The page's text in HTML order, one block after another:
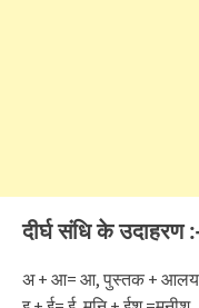
दीर्घ संधि के उदाहरण
अ + आ= आ, पुस्तक + आलय